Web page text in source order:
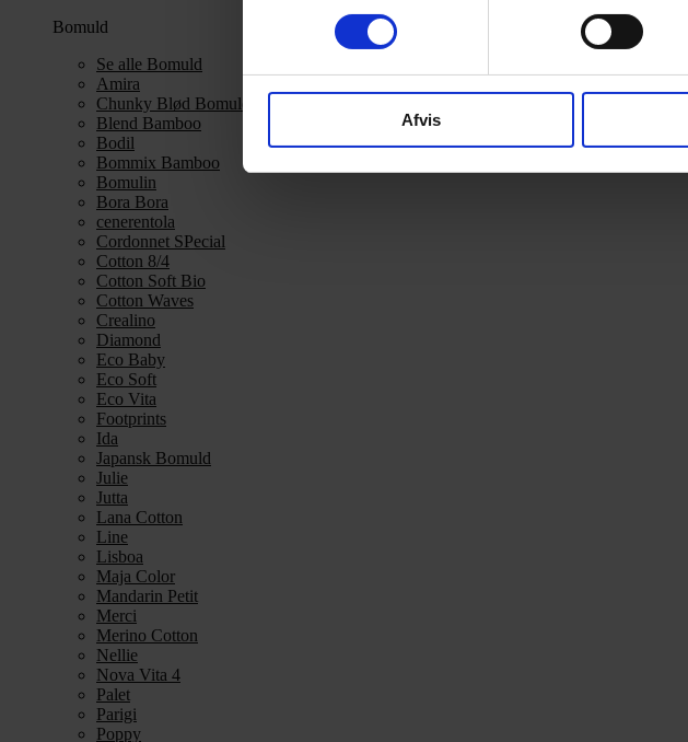
Afvis
Bomuld
Se alle Bomuld
Amira
Chunky Blød Bomuld
Blend Bamboo
Bodil
Bommix Bamboo
Bomulin
Bora Bora
cenerentola
Cordonnet SPecial
Cotton 8/4
Cotton Soft Bio
Cotton Waves
Crealino
Diamond
Eco Baby
Eco Soft
Eco Vita
Footprints
Ida
Japansk Bomuld
Julie
Jutta
Lana Cotton
Line
Lisboa
Maja Color
Mandarin Petit
Merci
Merino Cotton
Nellie
Nova Vita 4
Palet
Parigi
Poppy